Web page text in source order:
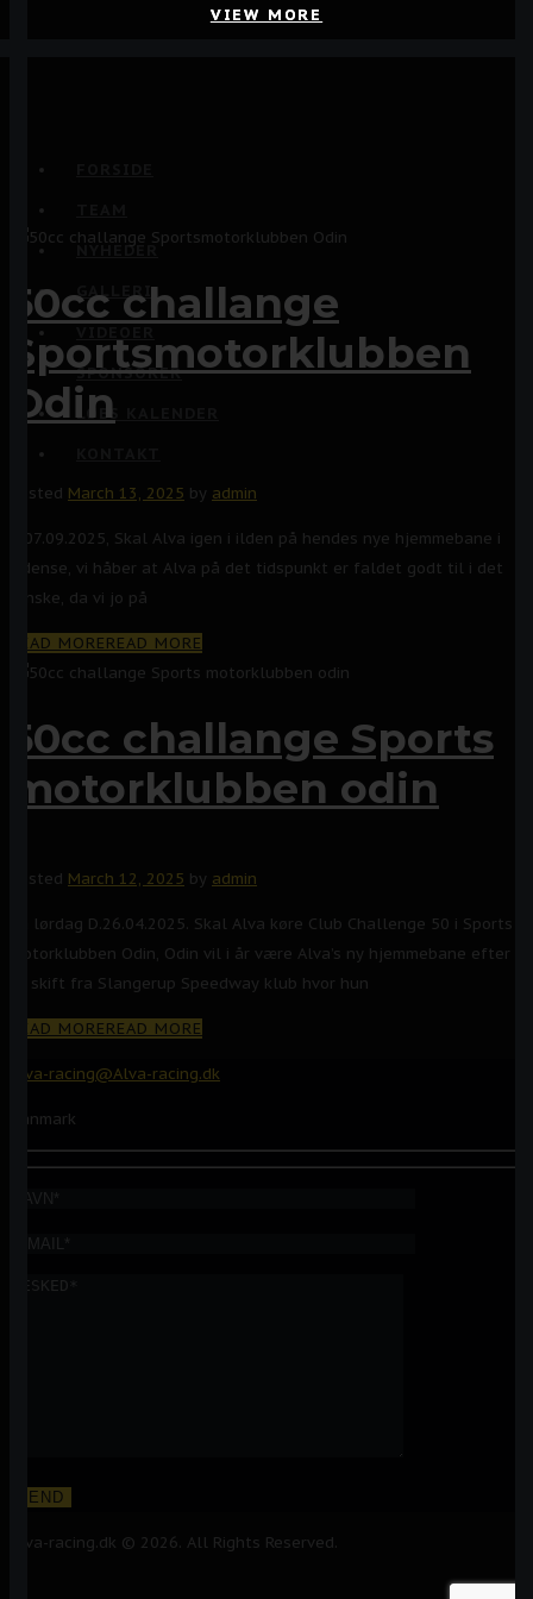
NYHEDER
GALLERI
SPONSORER
LØBS KALENDER
VIEW MORE
50cc challange
Sportsmotorklubben
Odin
Posted March 13, 2025 by admin
D.07.09.2025, Skal Alva igen i ilden på hendes nye hjemmebane i
Odense, vi håber at Alva på det tidspunkt er faldet godt til i det
fynske, da vi jo på
READ MOREREAD MORE
VIEW MORE
50cc challange Sports
motorklubben odin
Posted March 12, 2025 by admin
På lørdag D.26.04.2025. Skal Alva køre Club Challenge 50 i Sports
motorklubben Odin, Odin vil i år være Alva’s ny hjemmebane efter
et skift fra Slangerup Speedway klub hvor hun
READ MOREREAD MORE
Alva-racing@Alva-racing.dk
Danmark
Alva-racing.dk © 2026. All Rights Reserved.